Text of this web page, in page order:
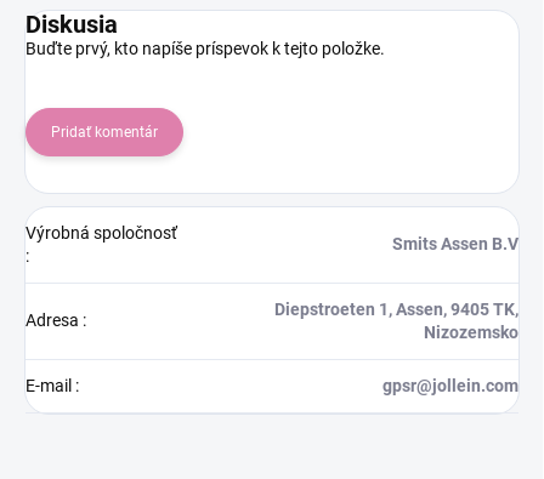
Diskusia
Buďte prvý, kto napíše príspevok k tejto položke.
Pridať komentár
Výrobná spoločnosť
:
Smits Assen B.V
Adresa :
Diepstroeten 1, Assen, 9405 TK,
Nizozemsko
E-mail : gpsr@jollein.com